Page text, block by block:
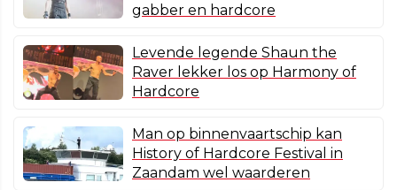
gabber en hardcore
Levende legende Shaun the
Raver lekker los op Harmony of
Hardcore
Man op binnenvaartschip kan
History of Hardcore Festival in
Zaandam wel waarderen